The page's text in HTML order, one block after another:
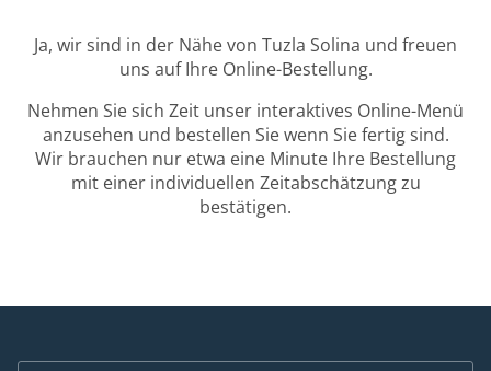
Ja, wir sind in der Nähe von Tuzla Solina und freuen
uns auf Ihre Online-Bestellung.
Nehmen Sie sich Zeit unser interaktives Online-Menü
anzusehen und bestellen Sie wenn Sie fertig sind.
Wir brauchen nur etwa eine Minute Ihre Bestellung
mit einer individuellen Zeitabschätzung zu
bestätigen.